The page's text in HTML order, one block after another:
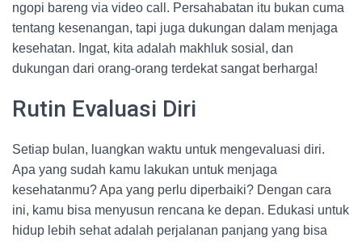
ngopi bareng via video call. Persahabatan itu bukan cuma
tentang kesenangan, tapi juga dukungan dalam menjaga
kesehatan. Ingat, kita adalah makhluk sosial, dan
dukungan dari orang-orang terdekat sangat berharga!
Rutin Evaluasi Diri
Setiap bulan, luangkan waktu untuk mengevaluasi diri.
Apa yang sudah kamu lakukan untuk menjaga
kesehatanmu? Apa yang perlu diperbaiki? Dengan cara
ini, kamu bisa menyusun rencana ke depan. Edukasi untuk
hidup lebih sehat adalah perjalanan panjang yang bisa